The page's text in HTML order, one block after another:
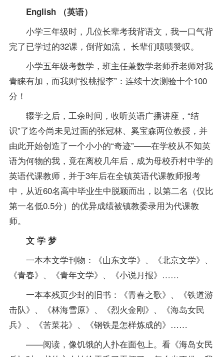
English （英语）
小学三年级时，几位长辈考我背语文，我一口气背
完了已学过的32课，倒背如流， 长辈们啧啧赞叹。
小学五年级考数学，班主任兼数学老师乔老师对我
青睐有加，而我则“投桃报李”：连续十次测验十个100
分！
辍学之后，工余时间，收听英语广播讲座，“结
识”了迄今尚未见过面的张冠林、奚宝森两位教授，并
由此开始创造了一个小小的“奇迹”——在学校从不知英
语为何物的我，竟在离校几年后，成为母校乔村中学的
英语代课教师，并于3年后在全镇英语代课教师报考
中，从近60名高中毕业生中脱颖而出，以第二名（仅比
第一名低0.5分）的优异成绩被镇教委录用为代课教
师。
文 学 梦
一本本文学刊物：《山东文学》、《北京文学》、
《青春》、《青年文学》、《小说月报》……
一本本残页少封的旧书：《青春之歌》、《铁道游
击队》、《林海雪原》、《烈火金刚》、《海岛女民
兵》、《苦菜花》、《钢铁是怎样炼成的》……
——阅读，像饥饿的人扑在面包上。看《海岛女民